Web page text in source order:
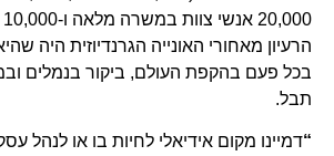
הרעיון מאחורי האונייה הגרנדיוזית היה
בכל פעם בהקפת העולם, ביקור בנמלים
תבל.
“דמיינו מקום אידיאלי לחיות בו או לנהל